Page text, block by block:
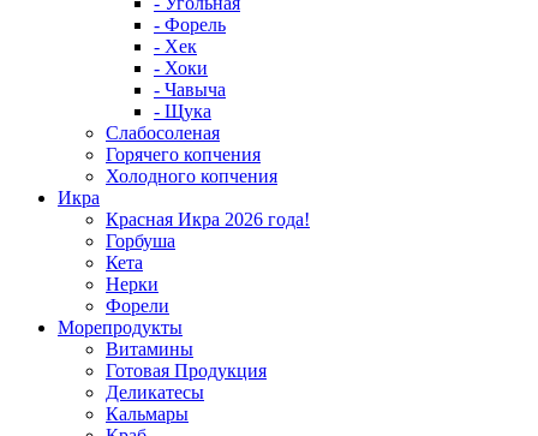
- Форель
- Хек
- Хоки
- Чавыча
- Щука
Слабосоленая
Горячего копчения
Холодного копчения
Икра
Красная Икра 2026 года!
Горбуша
Кета
Нерки
Форели
Морепродукты
Витамины
Готовая Продукция
Деликатесы
Кальмары